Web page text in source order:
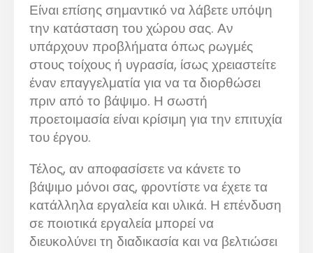
Είναι επίσης σημαντικό να λάβετε υπόψη
την κατάσταση του χώρου σας. Αν
υπάρχουν προβλήματα όπως ρωγμές
στους τοίχους ή υγρασία, ίσως χρειαστείτε
έναν επαγγελματία για να τα διορθώσει
πριν από το βάψιμο. Η σωστή
προετοιμασία είναι κρίσιμη για την επιτυχία
του έργου.
Τέλος, αν αποφασίσετε να κάνετε το
βάψιμο μόνοι σας, φροντίστε να έχετε τα
κατάλληλα εργαλεία και υλικά. Η επένδυση
σε ποιοτικά εργαλεία μπορεί να
διευκολύνει τη διαδικασία και να βελτιώσει